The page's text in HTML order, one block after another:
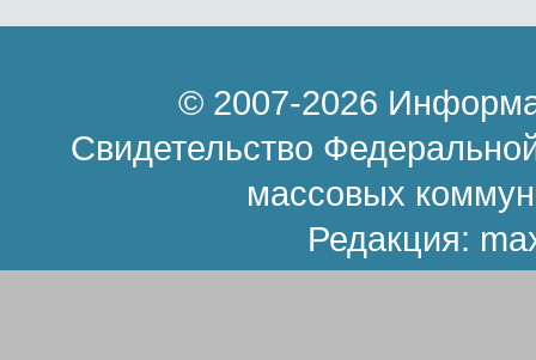
© 2007-2026
Свидетельство
массовых
Редакция: